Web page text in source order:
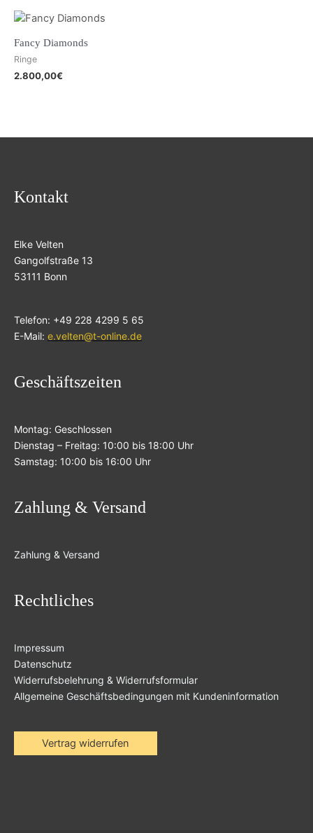
Fancy Diamonds
Ringe
2.800,00€
Kontakt
Elke Velten
Gangolfstraße 13
53111 Bonn
Telefon: +49 228 4299 5 65
E-Mail: e.velten@t-online.de
Geschäftszeiten
Montag: Geschlossen
Dienstag – Freitag: 10:00 bis 18:00 Uhr
Samstag: 10:00 bis 16:00 Uhr
Zahlung & Versand
Zahlung & Versand
Rechtliches
Impressum
Datenschutz
Widerrufsbelehrung & Widerrufsformular
Allgemeine Geschäftsbedingungen mit Kundeninformation
Vertrag widerrufen